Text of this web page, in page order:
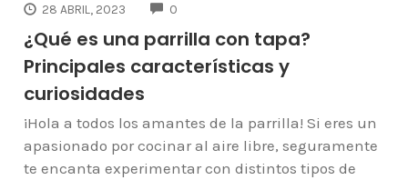
28 ABRIL, 2023 0
¿Qué es una parrilla con tapa?
Principales características y
curiosidades
¡Hola a todos los amantes de la parrilla! Si eres un
apasionado por cocinar al aire libre, seguramente
te encanta experimentar con distintos tipos de